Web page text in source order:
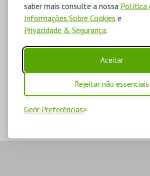
saber mais consulte a nossa Política
Informações Sobre Cookies e
Privacidade & Segurança.
Aceitar
Rejeitar não essenciais
Gerir Preferências